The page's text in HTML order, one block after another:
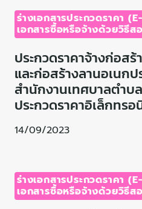
ร่างเอกสารประกวดราคา
เอกสารซื้อหรือจ้างด้วยวิธีส
ประกวดราคาจ้างก่อส
และก่อสร้างลานอเนก
สำนักงานเทศบาลตำบ
ประกวดราคาอิเล็กทร
14/09/2023
ร่างเอกสารประกวดราคา
เอกสารซื้อหรือจ้างด้วยวิธีส